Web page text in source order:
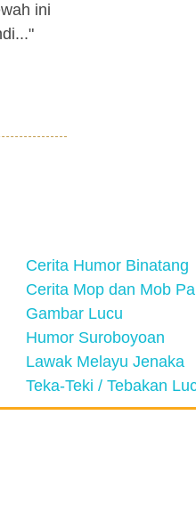
ini
Cerita Humor Binatang
Cerita Mop dan Mob
Gambar Lucu
Humor Suroboyoan
Lawak Melayu Jenaka
Teka-Teki / Tebakan